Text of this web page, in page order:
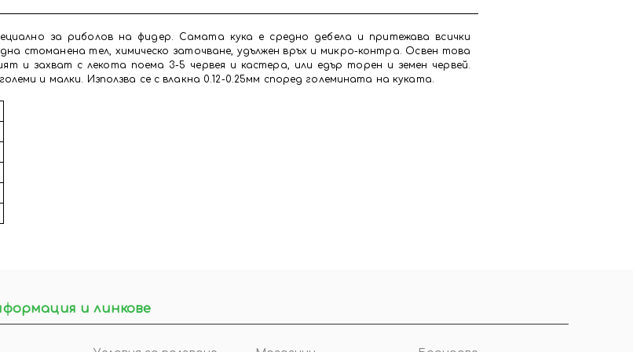
за риболов на фидер. Самата кука е средно дебела и притежава всички
стоманена тел, химическо заточване, удължен връх и микро-контра. Освен това
и захват с лекота поема 3-5 червея и кастера, или едър торен и земен червей.
и малки. Използва се с влакна 0.12-0.25мм според големината на куката.
и линкове